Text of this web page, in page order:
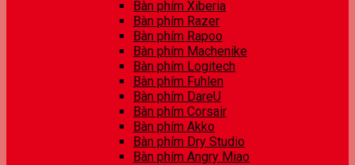
Bàn phím Xiberia
Bàn phím Razer
Bàn phím Rapoo
Bàn phím Machenike
Bàn phím Logitech
Bàn phím Fuhlen
Bàn phím DareU
Bàn phím Corsair
Bàn phím Akko
Bàn phím Dry Studio
Bàn phím Angry Miao